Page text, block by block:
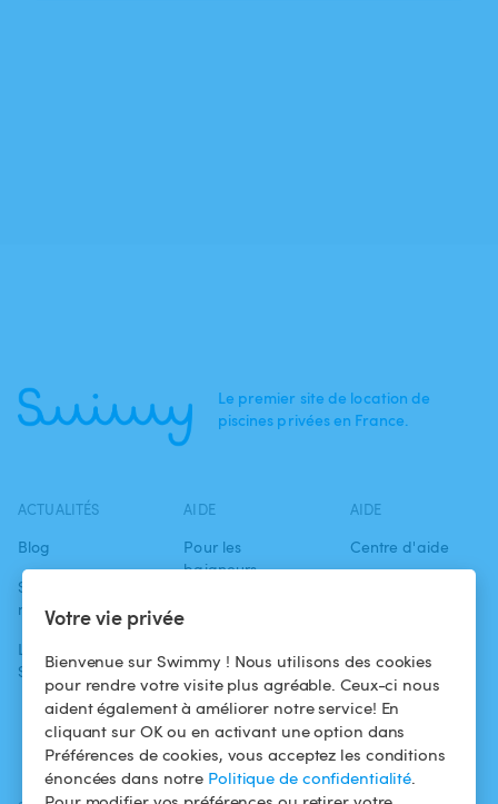
Votre vie privée
Bienvenue sur Swimmy ! Nous utilisons des cookies
pour rendre votre visite plus agréable. Ceux-ci nous
aident également à améliorer notre service! En
cliquant sur OK ou en activant une option dans
Préférences de cookies, vous acceptez les conditions
énoncées dans notre Politique de confidentialité.
Le premier site de location de
piscines privées en France.
ACTUALITÉS
Blog
Swimmy dans les
médias
L'aventure
Swimmy
AIDE
Pour les
baigneurs
Louer ma piscine
Comment ça
marche ?
AIDE
Centre d'aide
confidentialité
Mentions légales